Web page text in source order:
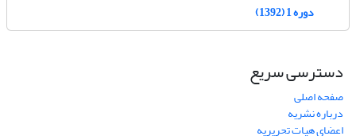
دوره 1 (1392)
دسترسی سریع
صفحه اصلی
درباره نشریه
اعضای هیات تحریریه